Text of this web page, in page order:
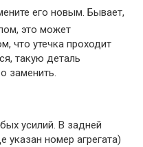
его новым. Бывает,
это может
что утечка проходит
такую ​​деталь
заменить.
усилий. В задней
указан номер агрегата)